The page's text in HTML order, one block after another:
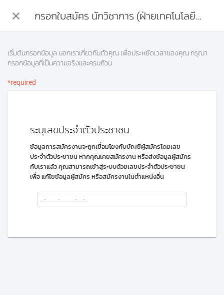
close กรอกใบสมัคร นักวิชาการ (ฝ่ายเทคโนโลยีสารสนเทศ)
เริ่มต้นกรอกข้อมูล บอกเราเกี่ยวกับตัวคุณ เพื่อประหยัดเวลาของคุณ กรุณา
กรอกข้อมูลที่เป็นความจริงและครบถ้วน
*required
ระบุเลขประจำตัวประชาชน
ข้อมูลการสมัครงานจะถูกเชื่อมโยงกับบัญชีผู้สมัครโดยเลข
ประจำตัวประชาชน หากคุณเคยสมัครงาน หรือส่งข้อมูลผู้สมัคร
กับเราแล้ว คุณสามารถเข้าสู่ระบบด้วยเลขประจำตัวประชาชน
เพื่อ แก้ไขข้อมูลผู้สมัคร หรือสมัครงานในตำแหน่งอื่น